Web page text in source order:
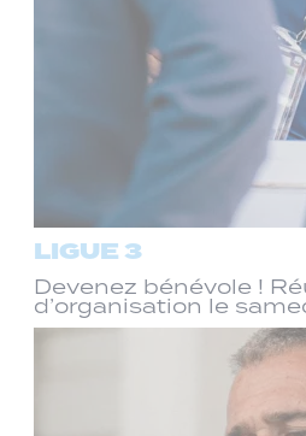
LIGUE 3
Devenez bénévole !
d’organisation le